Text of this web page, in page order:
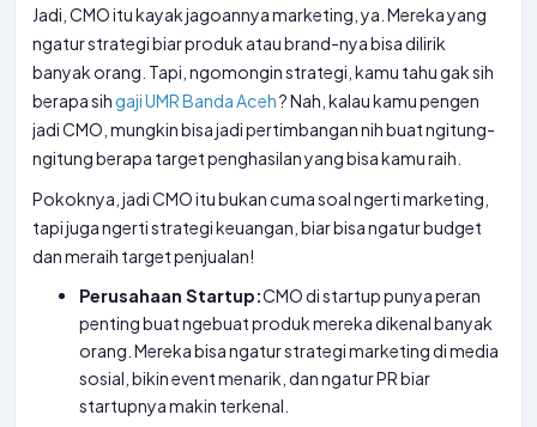
Jadi, CMO itu kayak jagoannya marketing, ya. Mereka yang
ngatur strategi biar produk atau brand-nya bisa dilirik
banyak orang. Tapi, ngomongin strategi, kamu tahu gak sih
berapa sih gaji UMR Banda Aceh? Nah, kalau kamu pengen
jadi CMO, mungkin bisa jadi pertimbangan nih buat ngitung-
ngitung berapa target penghasilan yang bisa kamu raih.
Pokoknya, jadi CMO itu bukan cuma soal ngerti marketing,
tapi juga ngerti strategi keuangan, biar bisa ngatur budget
dan meraih target penjualan!
Perusahaan Startup:CMO di startup punya peran
penting buat ngebuat produk mereka dikenal banyak
orang. Mereka bisa ngatur strategi marketing di media
sosial, bikin event menarik, dan ngatur PR biar
startupnya makin terkenal.